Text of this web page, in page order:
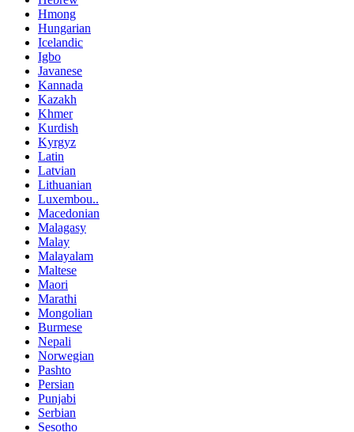
Hmong
Hungarian
Icelandic
Igbo
Javanese
Kannada
Kazakh
Khmer
Kurdish
Kyrgyz
Latin
Latvian
Lithuanian
Luxembou..
Macedonian
Malagasy
Malay
Malayalam
Maltese
Maori
Marathi
Mongolian
Burmese
Nepali
Norwegian
Pashto
Persian
Punjabi
Serbian
Sesotho